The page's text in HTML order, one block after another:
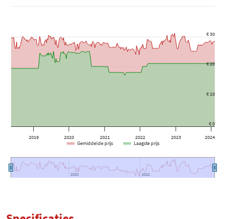
2019 2020 2021 2022 2023 2024
2020
2020 2022
2022
€ 0
€ 10
€ 20
€ 30
Gemiddelde prijs Laagste prijs